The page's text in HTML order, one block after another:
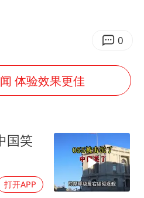
接盘烂尾恒大文旅城
谦杭州站演唱会取消
“准2万亿”之城点名支持三所大学
店主称换“青海拉面”招牌后生意更好
女儿为争财产堵门阻挠父亲出殡
0
体验效果更佳
国笑
打开APP